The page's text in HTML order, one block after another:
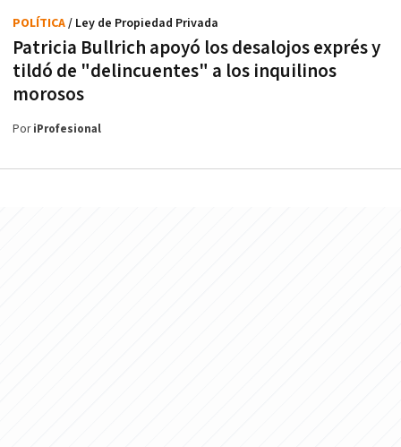
Patricia Bullrich apoyó los desalojos exprés y
tildó de "delincuentes" a los inquilinos
morosos
POLÍTICA/ Ley de Propiedad Privada
PoriProfesional